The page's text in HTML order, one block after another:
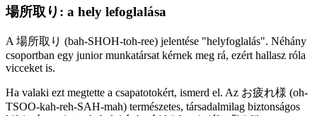
場所取り: a hely lefoglalása
A 場所取り (bah-SHOH-toh-ree) jelentése "helyfoglalás". Néhány
csoportban egy junior munkatársat kérnek meg rá, ezért hallasz róla
vicceket is.
Ha valaki ezt megtette a csapatotokért, ismerd el. Az お疲れ様 (oh-
TSOO-kah-reh-SAH-mah) természetes, társadalmilag biztonságos